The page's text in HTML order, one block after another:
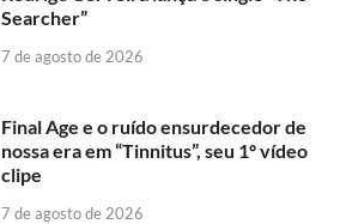
Searcher”
7 de agosto de 2026
Final Age e o ruído ensurdecedor de
nossa era em “Tinnitus”, seu 1º vídeo
clipe
7 de agosto de 2026